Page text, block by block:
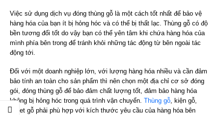
Việc sử dụng dịch vụ đóng thùng gỗ là một cách tốt nhất để bảo vệ
hàng hóa của bạn ít bị hỏng hóc và có thể bị thất lạc. Thùng gỗ có độ
bền tương đối tốt do vậy bạn có thể yên tâm khi chứa hàng hóa của
mình phía bên trong để tránh khỏi những tác động từ bên ngoài tác
động tới.
Đối với một doanh nghiệp lớn, với lượng hàng hóa nhiều và cần đảm
bảo tính an toàn cho sản phẩm thì nên chọn một địa chỉ cơ sở đóng
gói, đóng thùng gỗ để bảo đảm chất lượng tốt, đảm bảo hàng hóa
không bị hỏng hóc trong quá trình vận chuyển. Thùng gỗ, kiện gỗ,
pallet gỗ phải phù hợp với kích thước yêu cầu của hàng hóa bên